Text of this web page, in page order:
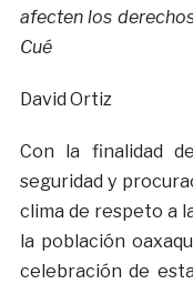
afecten los
Cué
David Ortiz
Con la finalidad
seguridad y
clima de respeto a
la población
celebración de